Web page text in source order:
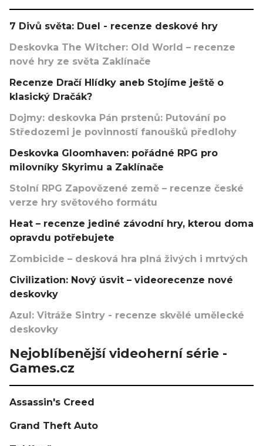
7 Divů světa: Duel - recenze deskové hry
Deskovka The Witcher: Old World – recenze
nové hry ze světa Zaklínače
Recenze Dračí Hlídky aneb Stojíme ještě o
klasický Dračák?
Dojmy: deskovka Pán prstenů: Putování po
Středozemi je povinností fanoušků předlohy
Deskovka Gloomhaven: pořádné RPG pro
milovníky Skyrimu a Zaklínače
Stolní RPG Zapovězené země – recenze české
verze hry světového formátu
Heat – recenze jediné závodní hry, kterou doma
opravdu potřebujete
Zombicide – desková hra plná živých i mrtvých
Civilization: Nový úsvit – videorecenze nové
deskovky
Azul: Vitráže Sintry - recenze skvělé umělecké
deskovky
Nejoblíbenější videoherní série -
Games.cz
Assassin's Creed
Grand Theft Auto